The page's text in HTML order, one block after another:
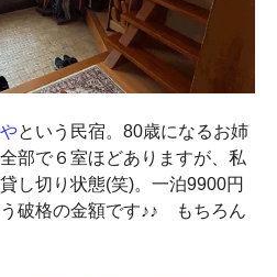
という民宿。80歳になるお姉
部で６室ほどありますが、私
し切り状態(笑)。一泊9900円
破格の金額です♪♪ もちろん